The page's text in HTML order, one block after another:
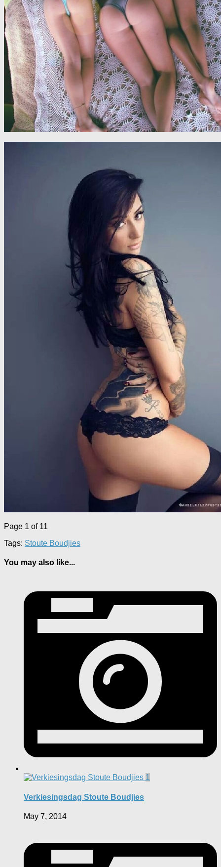
Page 1 of 11
Tags: Stoute Boudjies
You may also like...
1
Verkiesingsdag Stoute Boudjies
May 7, 2014